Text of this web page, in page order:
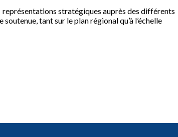
représentations stratégiques auprès des différents
tant sur le plan régional qu’à l’échelle